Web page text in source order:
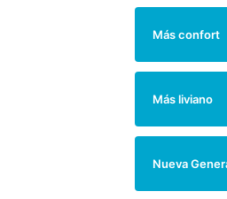
Más confort
Más liviano
Nueva